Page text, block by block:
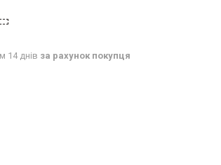
14 днів за рахунок покупця